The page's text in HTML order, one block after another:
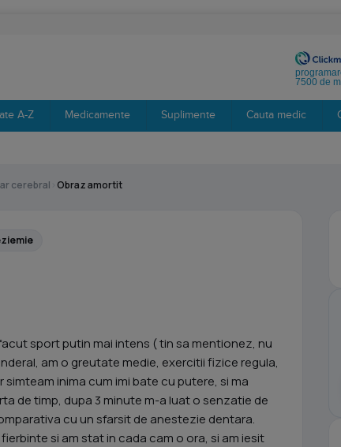
7500 de
A-Z Medicamente Suplimente Cauta medic
cerebral Obraz amortit
sport putin mai intens ( tin sa mentionez, nu
am o greutate medie, exercitii fizice regula,
inima cum imi bate cu putere, si ma
de timp, dupa 3 minute m-a luat o senzatie de
cu un sfarsit de anestezie dentara.
si am stat in cada cam o ora, si am iesit